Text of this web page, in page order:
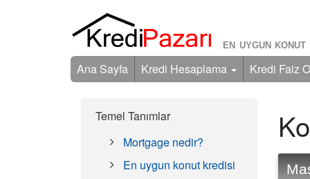
EN UYGUN
Ana Sayfa Kredi Hesaplama Kredi Faiz
Temel Tanımlar
Mortgage nedir?
En uygun konut kredisi